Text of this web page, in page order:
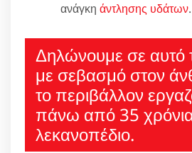
ανάγκη άντλησης υδάτων.
Δηλώνουμε σε αυτό
με σεβασμό στον
το περιβάλλον
πάνω από 35
λεκανοπέδιο.